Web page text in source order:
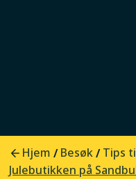
Hjem / Besøk / Tips
Julebutikken på
Foto: HeiBalsfjord- F.v.